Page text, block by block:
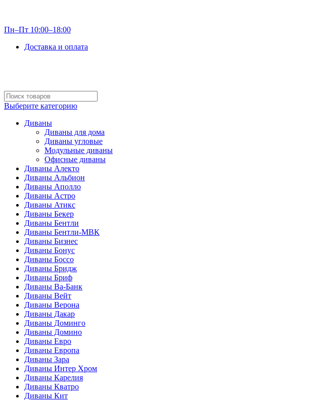
Пн–Пт 10:00–18:00
Доставка и оплата
Выберите категорию
Диваны
Диваны для дома
Диваны угловые
Модульные диваны
Офисные диваны
Диваны Алекто
Диваны Альбион
Диваны Аполло
Диваны Астро
Диваны Атикс
Диваны Бекер
Диваны Бентли
Диваны Бентли-МВК
Диваны Бизнес
Диваны Бонус
Диваны Боссо
Диваны Бридж
Диваны Бриф
Диваны Ва-Банк
Диваны Вейт
Диваны Верона
Диваны Дакар
Диваны Доминго
Диваны Домино
Диваны Евро
Диваны Европа
Диваны Зара
Диваны Интер Хром
Диваны Карелия
Диваны Кватро
Диваны Кит